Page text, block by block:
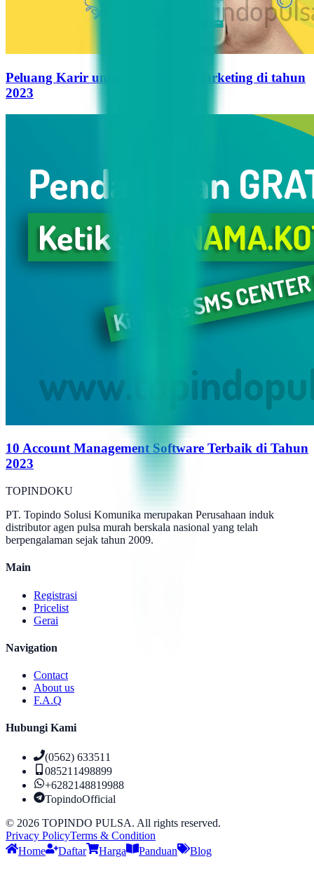
Peluang Karir untuk Influencer Marketing di tahun
2023
10 Account Management Software Terbaik di Tahun
2023
TOPINDOKU
PT. Topindo Solusi Komunika merupakan Perusahaan induk
distributor agen pulsa murah berskala nasional yang telah
berpengalaman sejak tahun 2009.
Main
Registrasi
Pricelist
Gerai
Navigation
Contact
About us
F.A.Q
Hubungi Kami
(0562) 633511
085211498899
+6282148819988
TopindoOfficial
© 2026 TOPINDO PULSA. All rights reserved.
Privacy PolicyTerms & Condition
Home
Daftar Harga Panduan Blog